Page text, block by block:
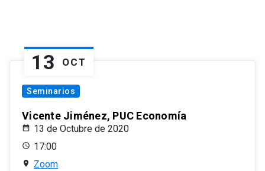
13 OCT
Seminarios
Vicente Jiménez, PUC Economía
13 de Octubre de 2020
17:00
Zoom